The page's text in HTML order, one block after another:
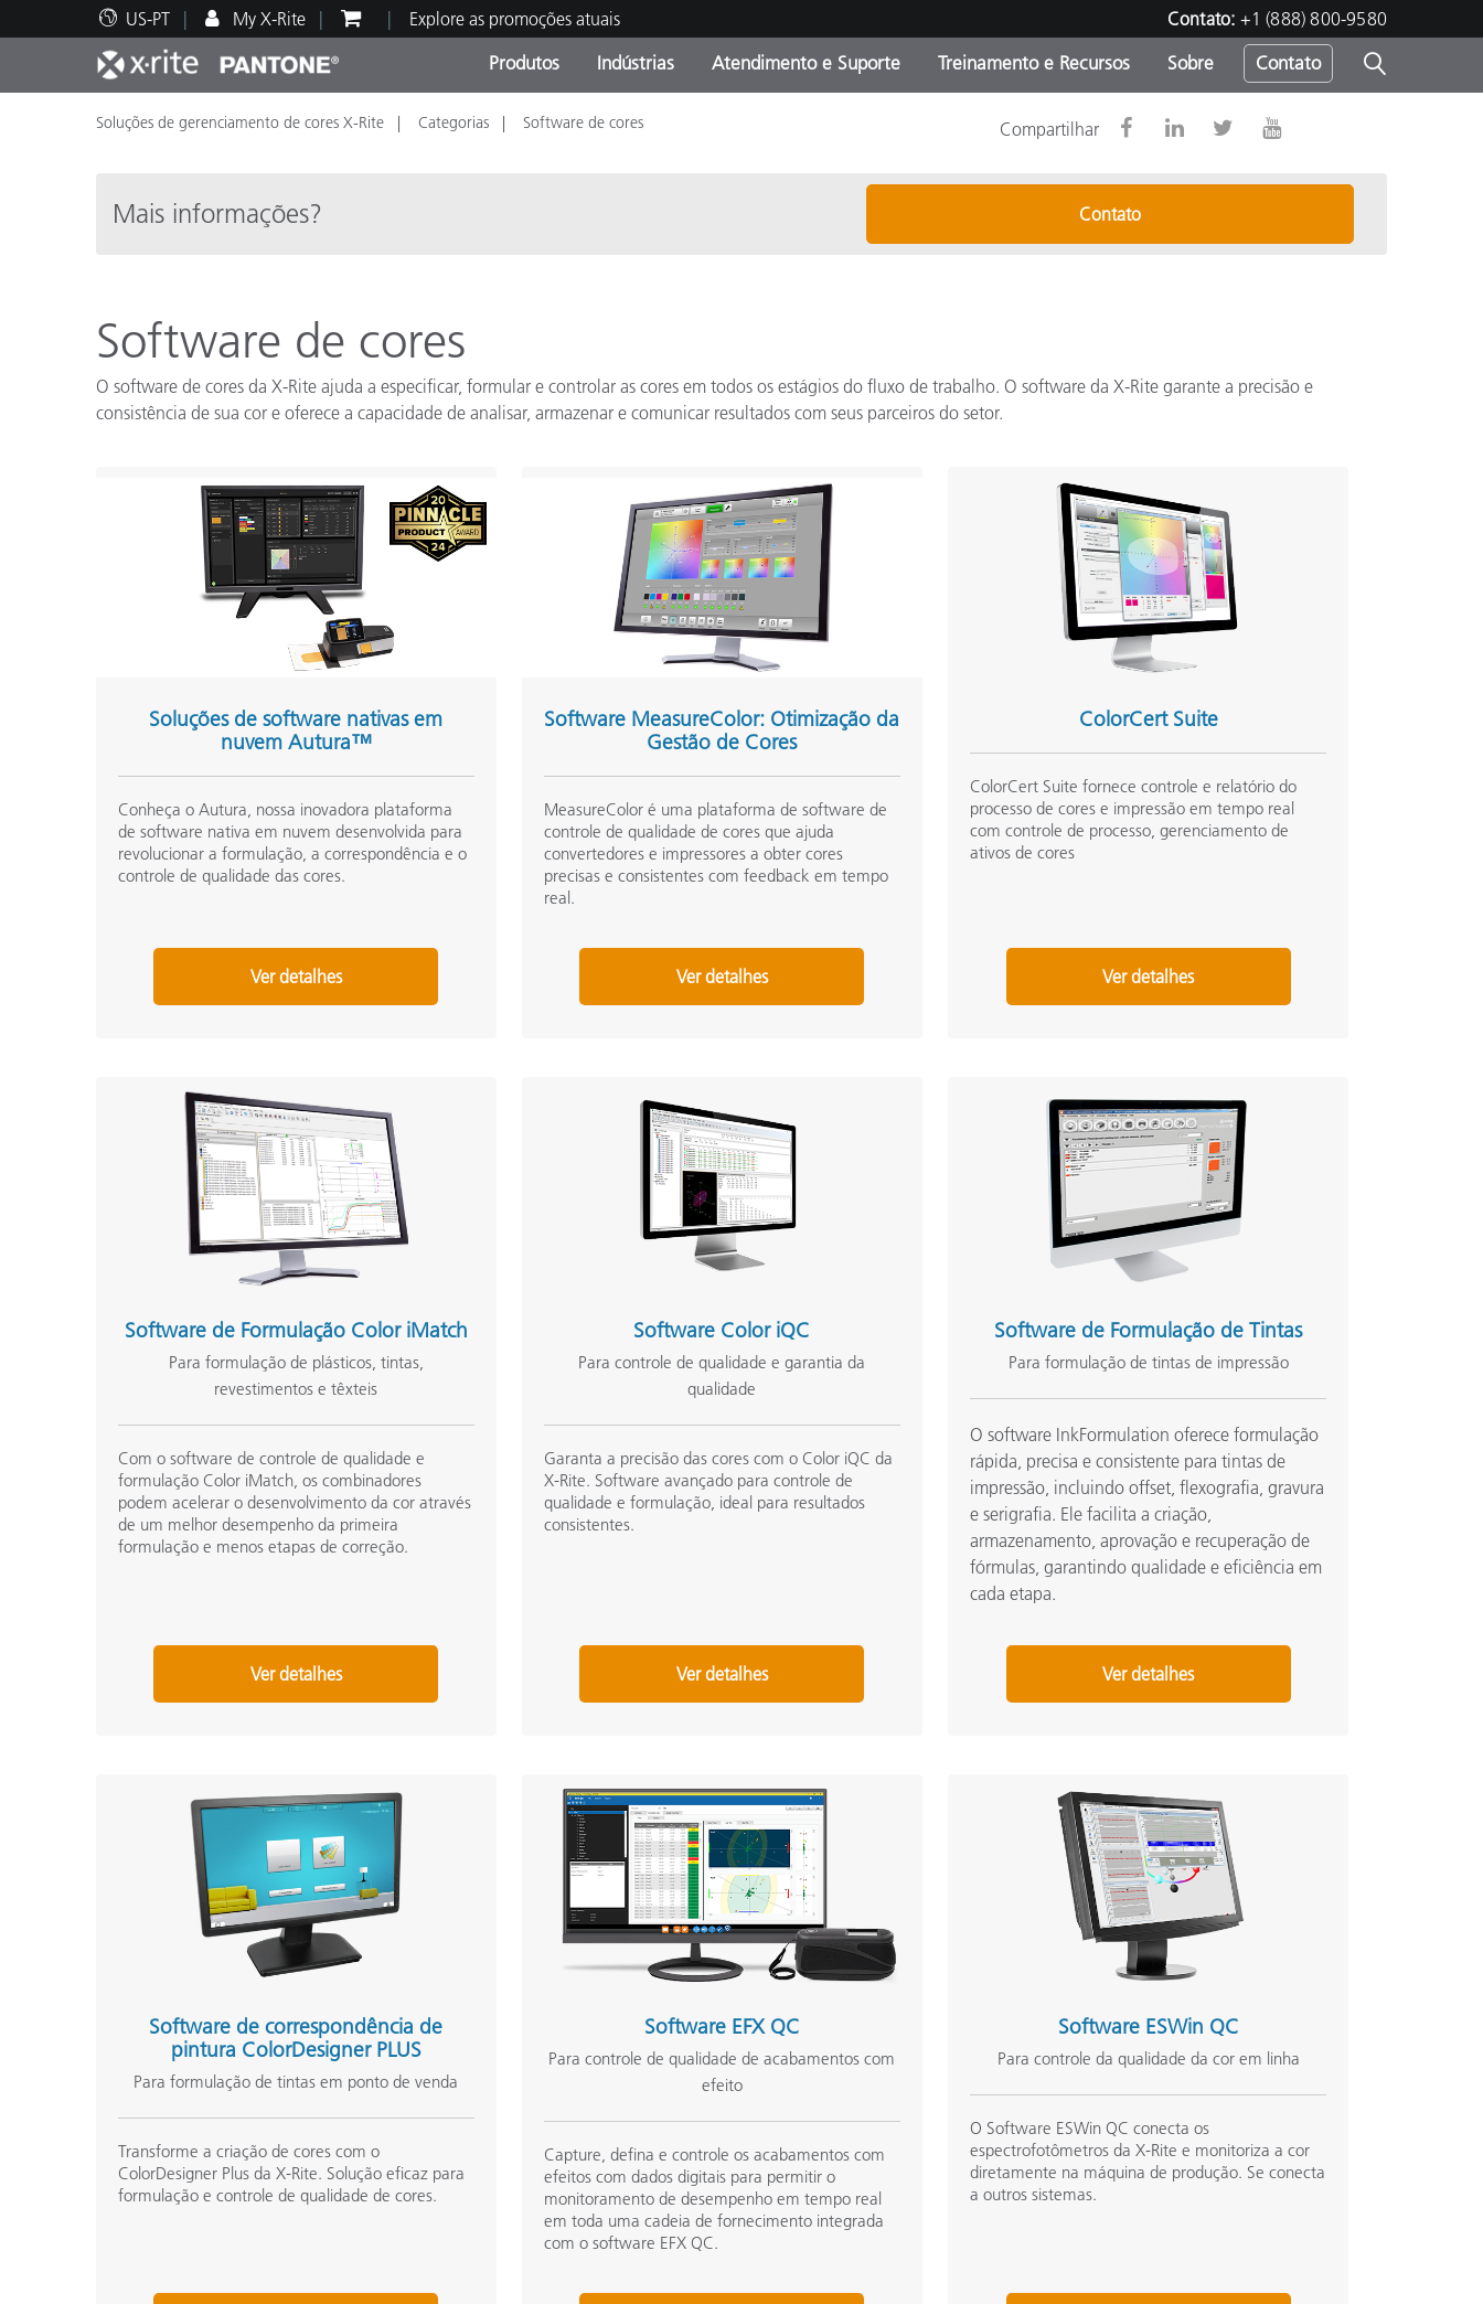
US-PT My X-Rite Explore as promoções atuais Contato: +1 (888) 800-9580
Produtos
Principais produtos Categoria de Produtos
Indústrias
Impressão e Embalagem
Automotiva
Tintas e Revestimentos
Têxtil
Ciências Biológicas
Papel
Materiais de Construção
Bens Duráveis
Atendimento e Suporte
Suporte Técnico Serviço de Manutenção
Treinamento e Recursos
Recursos Educacionais Formação
Sobre Contato
Soluções de gerenciamento de cores X-Rite Categorias Software de cores Compartilhar
Mais informações? Contato
Software de cores
O software de cores da X-Rite ajuda a especificar, formular e controlar as cores em todos os estágios do fluxo de trabalho. O software da X-Rite garante a precisão e
consistência de sua cor e oferece a capacidade de analisar, armazenar e comunicar resultados com seus parceiros do setor.
Soluções de software nativas em
nuvem Autura™
Conheça o Autura, nossa inovadora plataforma
de software nativa em nuvem desenvolvida para
revolucionar a formulação, a correspondência e o
controle de qualidade das cores.
Ver detalhes
Software MeasureColor: Otimização da
Gestão de Cores
MeasureColor é uma plataforma de software de
controle de qualidade de cores que ajuda
convertedores e impressores a obter cores
precisas e consistentes com feedback em tempo
real.
Ver detalhes
ColorCert Suite
ColorCert Suite fornece controle e relatório do
processo de cores e impressão em tempo real
com controle de processo, gerenciamento de
ativos de cores
Ver detalhes
Software de Formulação Color iMatch
Para formulação de plásticos, tintas,
revestimentos e têxteis
Com o software de controle de qualidade e
formulação Color iMatch, os combinadores
podem acelerar o desenvolvimento da cor através
de um melhor desempenho da primeira
formulação e menos etapas de correção.
Ver detalhes
Software Color iQC
Para controle de qualidade e garantia da
qualidade
Garanta a precisão das cores com o Color iQC da
X-Rite. Software avançado para controle de
qualidade e formulação, ideal para resultados
consistentes.
Ver detalhes
Software de Formulação de Tintas
Para formulação de tintas de impressão
O software InkFormulation oferece formulação
rápida, precisa e consistente para tintas de
impressão, incluindo offset, flexografia, gravura
e serigrafia. Ele facilita a criação,
armazenamento, aprovação e recuperação de
fórmulas, garantindo qualidade e eficiência em
cada etapa.
Ver detalhes
Software de correspondência de
pintura ColorDesigner PLUS
Para formulação de tintas em ponto de venda
Transforme a criação de cores com o
ColorDesigner Plus da X-Rite. Solução eficaz para
formulação e controle de qualidade de cores.
Software EFX QC
Para controle de qualidade de acabamentos com
efeito
Capture, defina e controle os acabamentos com
efeitos com dados digitais para permitir o
monitoramento de desempenho em tempo real
em toda uma cadeia de fornecimento integrada
com o software EFX QC.
Software ESWin QC
Para controle da qualidade da cor em linha
O Software ESWin QC conecta os
espectrofotômetros da X-Rite e monitoriza a cor
diretamente na máquina de produção. Se conecta
a outros sistemas.